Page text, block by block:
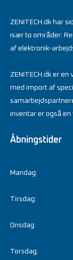
ZENITECH.dk har
især to områder:
af elektronik-
ZENITECH.dk er
med import af
inventar er også en
Åbningstider
Mandag:
Tirsdag:
Onsdag:
Torsdag: